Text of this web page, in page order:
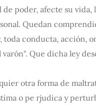
poder, afecte su
Quedan
toda conducta, acción,
Que dicha ley
otra forma de
o pe rjudica y